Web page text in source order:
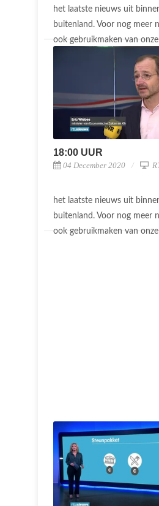
het laatste nieuws uit
buitenland. Voor nog meer
ook gebruikmaken van
18:00 UUR
04 December 2020
het laatste nieuws uit
buitenland. Voor nog meer
ook gebruikmaken van